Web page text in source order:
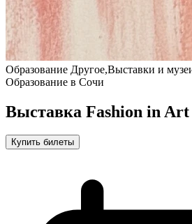
Образование Другое,Выставки и
Образование в Сочи
Выставка Fashion in
Купить билеты